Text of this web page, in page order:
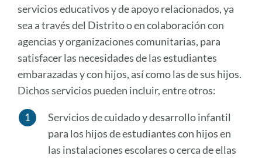
servicios educativos y de apoyo relacionados, ya
sea a través del Distrito o en colaboración con
agencias y organizaciones comunitarias, para
satisfacer las necesidades de las estudiantes
embarazadas y con hijos, así como las de sus hijos.
Dichos servicios pueden incluir, entre otros:
Servicios de cuidado y desarrollo infantil
para los hijos de estudiantes con hijos en
las instalaciones escolares o cerca de ellas